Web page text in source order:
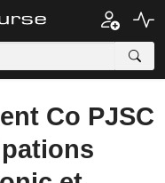
Co PJSC